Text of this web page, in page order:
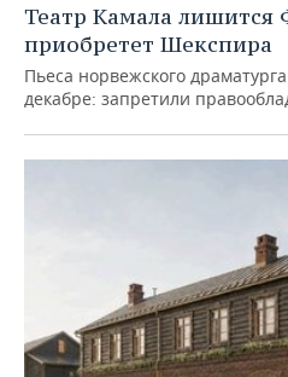
Театр Камала лишится
приобретет Шекспира
Пьеса норвежского
декабре: запретили